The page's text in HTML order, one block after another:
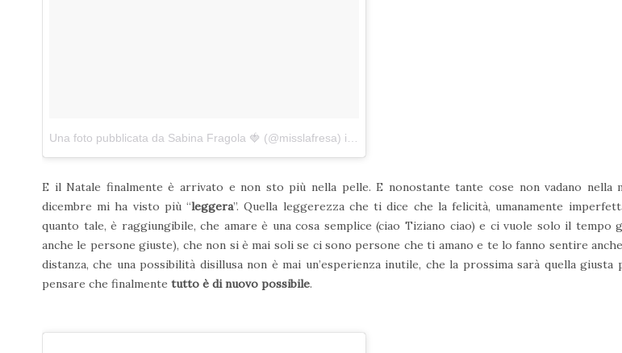
Una foto pubblicata da Sabina Fragola 🍓 (@misslafresa) in data:
E il Natale finalmente è arrivato e non sto più nella pelle. E nonostante tante cose non vadano nella
dicembre mi ha visto più “leggera”. Quella leggerezza che ti dice che la felicità, umanamente
quanto tale, è raggiungibile, che amare è una cosa semplice (ciao Tiziano ciao) e ci vuole solo il tempo
anche le persone giuste), che non si è mai soli se ci sono persone che ti amano e te lo fanno sentire
distanza, che una possibilità disillusa non è mai un’esperienza inutile, che la prossima sarà quella
pensare che finalmente tutto è di nuovo possibile.